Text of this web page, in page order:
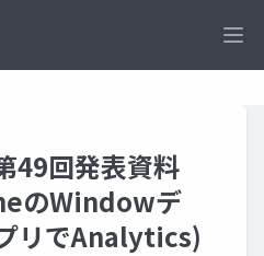
49回発表資料
のWindowデ
リでAnalytics)